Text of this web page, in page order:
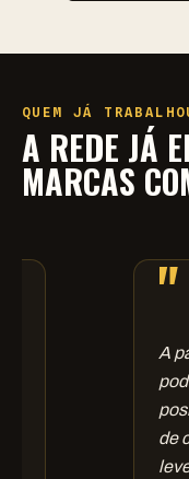
QUEM JÁ
A REDE JÁ
MARCAS
"
A
de